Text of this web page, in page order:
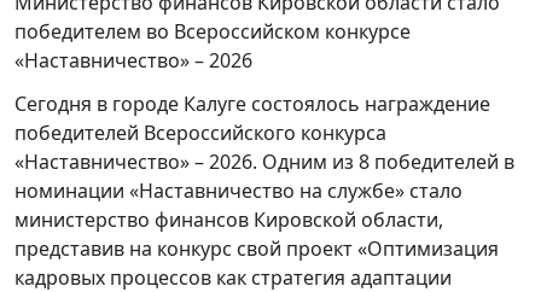
победителем во Всероссийском конкурсе
«Наставничество» – 2026
Сегодня в городе Калуге состоялось награждение
победителей Всероссийского конкурса
«Наставничество» – 2026. Одним из 8 победителей в
номинации «Наставничество на службе» стало
министерство финансов Кировской области,
представив на конкурс свой проект «Оптимизация
кадровых процессов как стратегия адаптации